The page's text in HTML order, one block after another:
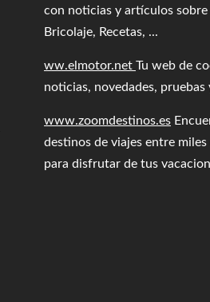
con noticias y artículos
Bricolaje, Recetas, ...
ww.elmotor.net Tu web de
noticias, novedades, pruebas
www.zoomdestinos.es
destinos de viajes entre
para disfrutar de tus